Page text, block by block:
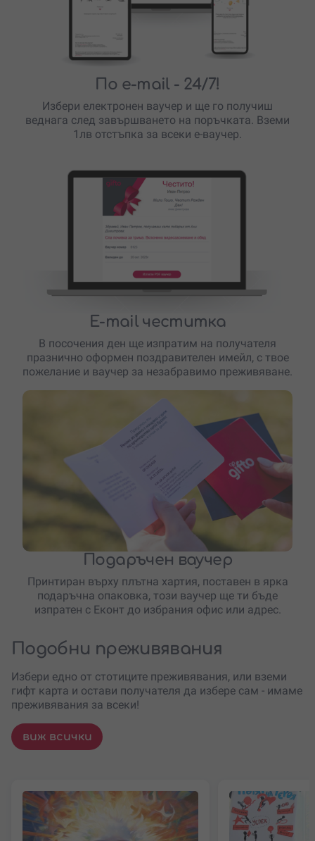
По e-mail - 24/7!
Избери електронен ваучер и ще го получиш
веднага след завършването на поръчката. Вземи
1лв отстъпка за всеки е-ваучер.
E-mail честитка
В посочения ден ще изпратим на получателя
празнично оформен поздравителен имейл, с твое
пожелание и ваучер за незабравимо преживяване.
Подаръчен ваучер
Принтиран върху плътна хартия, поставен в ярка
подаръчна опаковка, този ваучер ще ти бъде
изпратен с Еконт до избрания офис или адрес.
Подобни преживявания
Избери едно от стотиците преживявания, или вземи
гифт карта и остави получателя да избере сам - имаме
преживявания за всеки!
виж всички